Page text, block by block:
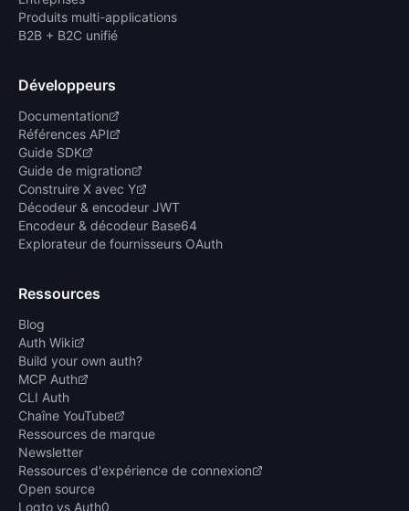
Produits multi-applications
B2B + B2C unifié
Développeurs
Documentation
Références API
Guide SDK
Guide de migration
Construire X avec Y
Décodeur & encodeur JWT
Encodeur & décodeur Base64
Explorateur de fournisseurs OAuth
Ressources
Blog
Auth Wiki
Build your own auth?
MCP Auth
CLI Auth
Chaîne YouTube
Ressources de marque
Newsletter
Ressources d'expérience de connexion
Open source
Logto vs Auth0